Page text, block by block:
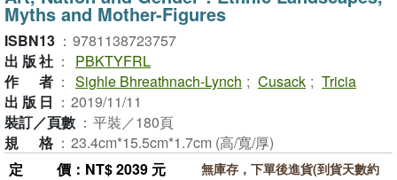
Myths and Mother-Figures
ISBN13 ： 9781138723757
出版社 ：
PBKTYFRL
作者 ： Sighle Bhreathnach-Lynch ; Cusack ; Tricia
出版日 ： 2019/11/11
裝訂／頁數 ： 平裝／180頁
規格 ： 23.4cm*15.5cm*1.7cm (高/寬/厚)
定價 ：NT$ 2039 元
無庫存，下單後進貨(到貨天數約